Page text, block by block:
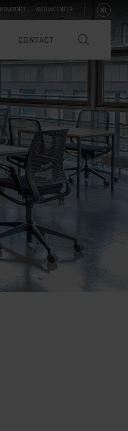
MEDIACENTER NL
CONTACT